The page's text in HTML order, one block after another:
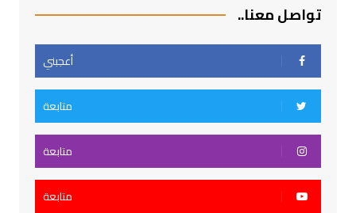
تواصل معنا..
أعجبني
متابعة
متابعة
متابعة